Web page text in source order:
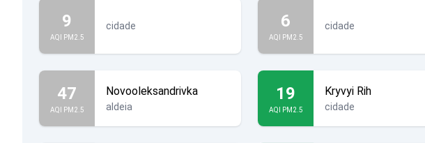
9
AQI PM2.5
cidade 6
AQI PM2.5
cidade
47
AQI PM2.5
Novooleksandrivka
aldeia
19
AQI PM2.5
Kryvyi Rih
cidade